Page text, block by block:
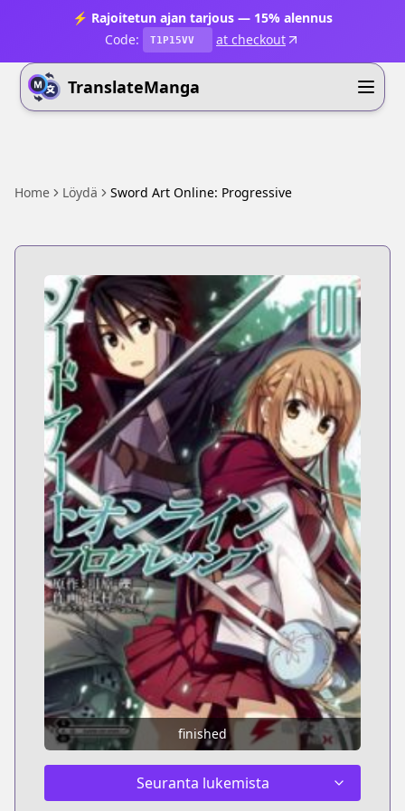
⚡ Rajoitetun ajan tarjous — 15% alennus
Code:
T1P15VV at checkout
TranslateManga
Home Löydä Sword Art Online: Progressive
finished
Seuranta lukemista